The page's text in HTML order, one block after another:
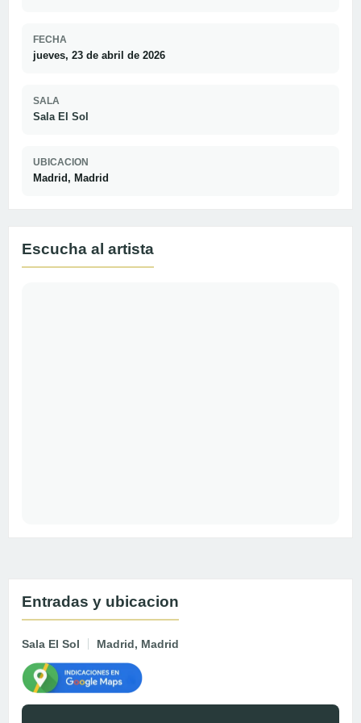
FECHA
jueves, 23 de abril de 2026
SALA
Sala El Sol
UBICACION
Madrid, Madrid
Escucha al artista
Entradas y ubicacion
Sala El Sol Madrid, Madrid